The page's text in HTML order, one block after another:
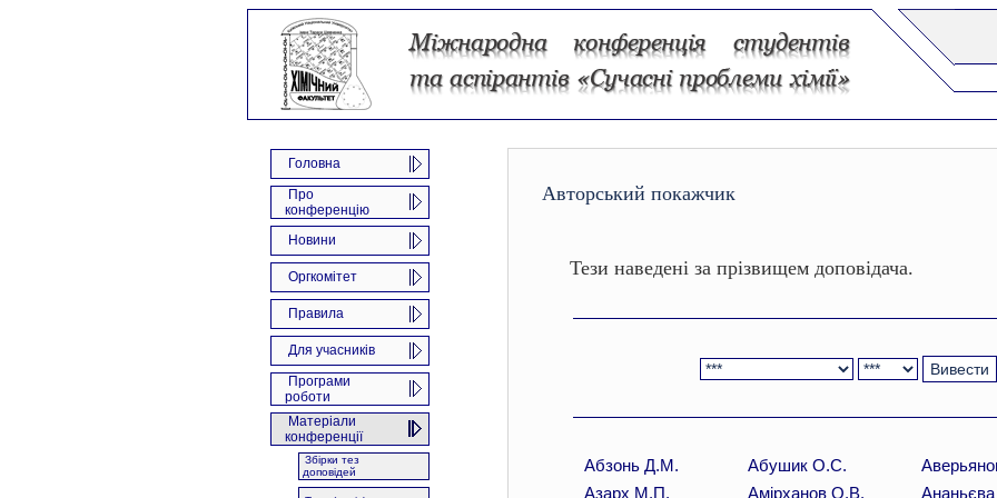
Головна
Про
конференцію
Новини
Оргкомітет
Правила
Для учасників
Програми
роботи
Матеріали
конференції
Збірки тез
доповідей
Авторський покажчик
Тези наведені за прізвищем доповідача.
Абзонь Д.М. Абушик О.С.
Азарх М.П.
Амірханов О.В.